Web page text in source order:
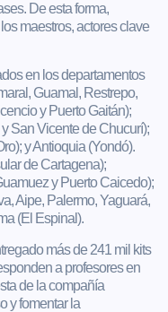
De esta forma,
maestros, actores clave
en los departamentos
Guamal, Restrepo,
y Puerto Gaitán);
San Vicente de Chucurí);
y Antioquia (Yondó).
de Cartagena);
y Puerto Caicedo);
Aipe, Palermo, Yaguará,
(El Espinal).
más de 241 mil kits
a profesores en
de la compañía
y fomentar la